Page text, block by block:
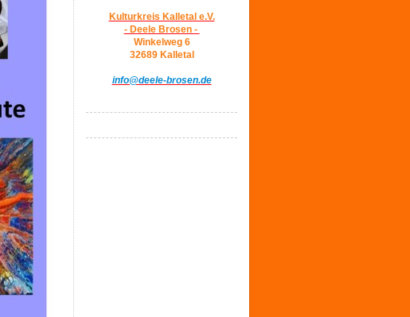
Kulturkreis Kalletal e.V.
- Deele Brosen -
Winkelweg 6
32689 Kalletal
info@deele-brosen.de